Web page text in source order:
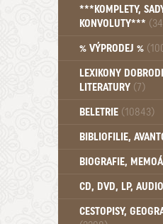
***KOMPLETY,
KONVOLUTY***
% VÝPRODEJ %
LEXIKONY
LITERATURY (7)
BELETRIE (10843)
Beletrie -
Beletrie - Povídky
Beletrie - Válečné
Beletrie - Ženské
BIBLIOFILIE,
BIOGRAFIE,
CD, DVD, LP, AUDIO
CESTOPISY,